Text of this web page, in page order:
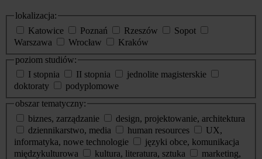
lokalizacja:
Katowice
Poznań Rzeszów
Sopot
Warszawa
Wrocław
Kraków
poziom studiów:
I stopnia
II stopnia
jednolite magisterskie
doktoraty
podyplomowe
obszar tematyczny:
biznes, zarządzanie
design, projektowanie, architektura
dziennikarstwo, media
human resources
UX,
informatyka, nowe technologie
języki obce, komunikacja
międzykulturowa
kultura, literatura, sztuka
marketing,